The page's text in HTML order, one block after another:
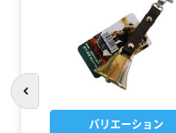
バリエーション